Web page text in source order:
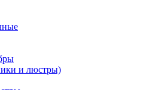
и люстры)